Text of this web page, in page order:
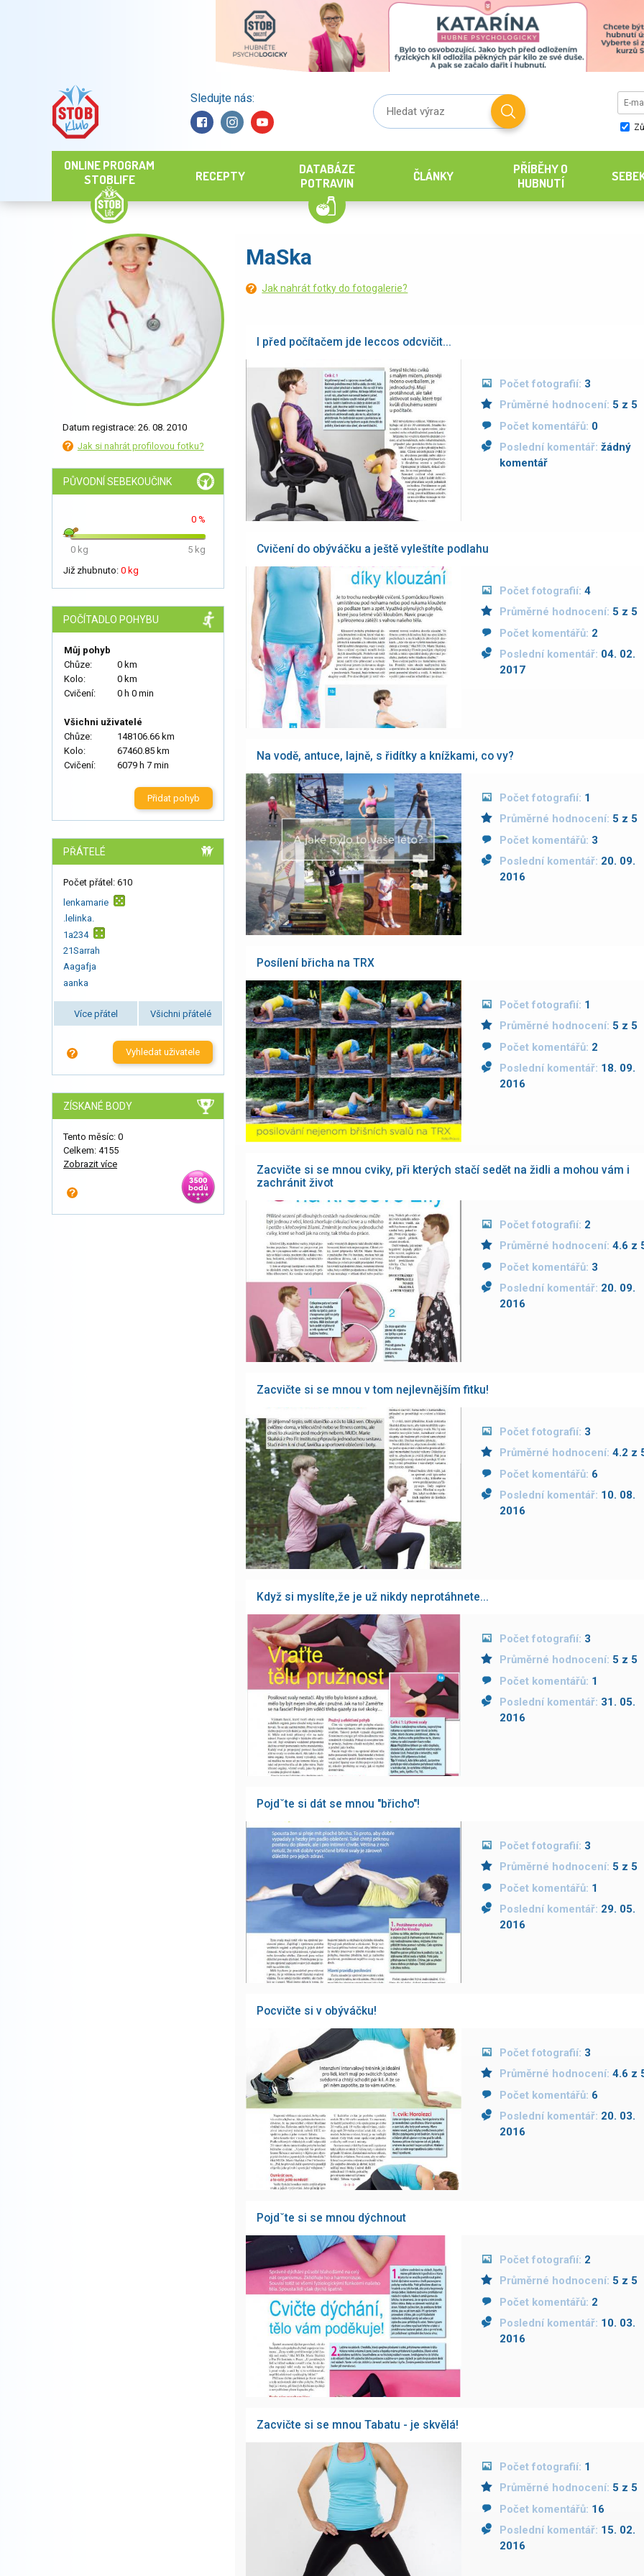
Sledujte nás:
ONLINE PROGRAM
STOBLIFE
RECEPTY
DATABÁZE
POTRAVIN
ČLÁNKY
PŘÍBĚHY O
HUBNUTÍ
Datum registrace: 26. 08. 2010
Jak si nahrát profilovou fotku?
PŮVODNÍ SEBEKOUČINK
0 %
0 kg
5 kg
Již zhubnuto: 0 kg
POČÍTADLO POHYBU
Můj pohyb
Chůze:
0 km
Kolo:
0 km
Cvičení:
0 h 0 min
Všichni uživatelé
Chůze:
148106.66 km
Kolo:
67460.85 km
Cvičení:
6079 h 7 min
Přidat pohyb
PŘÁTELÉ
Počet přátel: 610
lenkamarie
.lelinka.
1a234
21Sarrah
Aagafja
aanka
Více přátel Všichni přátelé
Vyhledat uživatele
ZÍSKANÉ BODY
Tento měsíc: 0
Celkem: 4155
Zobrazit více
MaSka
Jak nahrát fotky do fotogalerie?
I před počítačem jde leccos odcvičit...
Počet fotografií: 3
Průměrné hodnocení: 5 z 5
Počet komentářů: 0
Poslední komentář: žádný
komentář
Cvičení do obýváčku a ještě vyleštíte podlahu
Počet fotografií: 4
Průměrné hodnocení: 5 z 5
Počet komentářů: 2
Poslední komentář: 04. 02.
2017
Na vodě, antuce, lajně, s řidítky a knížkami, co vy?
Počet fotografií: 1
Průměrné hodnocení: 5 z 5
Počet komentářů: 3
Poslední komentář: 20. 09.
2016
Posílení břicha na TRX
Počet fotografií: 1
Průměrné hodnocení: 5 z 5
Počet komentářů: 2
Poslední komentář: 18. 09.
2016
Zacvičte si se mnou cviky, při kterých stačí sedět na židli a mohou vám i
zachránit život
Počet fotografií: 2
Průměrné hodnocení: 4.6 z
Počet komentářů: 3
Poslední komentář: 20. 09.
2016
Zacvičte si se mnou v tom nejlevnějším fitku!
Počet fotografií: 3
Průměrné hodnocení: 4.2 z
Počet komentářů: 6
Poslední komentář: 10. 08.
2016
Když si myslíte,že je už nikdy neprotáhnete...
Počet fotografií: 3
Průměrné hodnocení: 5 z 5
Počet komentářů: 1
Poslední komentář: 31. 05.
2016
Pojdˇte si dát se mnou "břicho"!
Počet fotografií: 3
Průměrné hodnocení: 5 z 5
Počet komentářů: 1
Poslední komentář: 29. 05.
2016
Pocvičte si v obýváčku!
Počet fotografií: 3
Průměrné hodnocení: 4.6 z
Počet komentářů: 6
Poslední komentář: 20. 03.
2016
Pojdˇte si se mnou dýchnout
Počet fotografií: 2
Průměrné hodnocení: 5 z 5
Počet komentářů: 2
Poslední komentář: 10. 03.
2016
Zacvičte si se mnou Tabatu - je skvělá!
Počet fotografií: 1
Průměrné hodnocení: 5 z 5
Počet komentářů: 16
Poslední komentář: 15. 02.
2016